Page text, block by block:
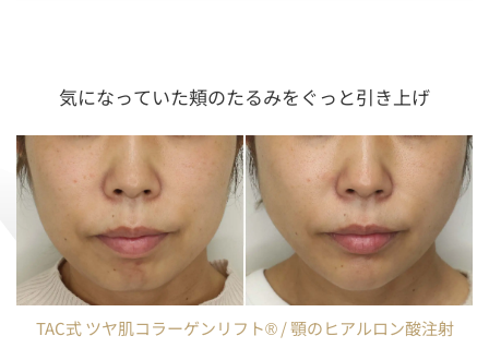
気になっていた頬のたるみをぐっと引き上げ
TAC式 ツヤ肌コラーゲンリフト® / 顎のヒアルロン酸注射